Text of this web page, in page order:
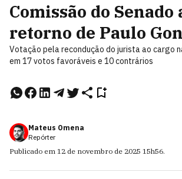
Comissão do Senado
retorno de Paulo
Votação pela recondução do jurista ao cargo
em 17 votos favoráveis e 10 contrários
Mateus Omena
Repórter
Publicado em 12 de novembro de 2025 15h56.